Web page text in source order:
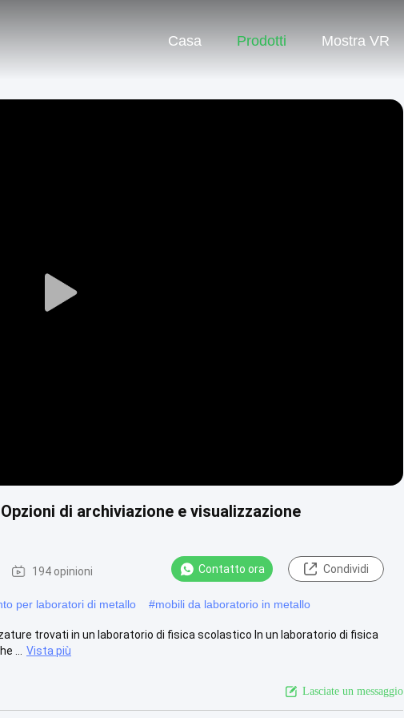
Casa Prodotti Mostra VR
Play
di archiviazione e visualizzazione
194 opinioni Contatto ora Condividi
per laboratori di metallo #mobili da laboratorio in metallo
trovati in un laboratorio di fisica scolastico In un laboratorio di fisica
...
Vista più
Lasciate un messaggio